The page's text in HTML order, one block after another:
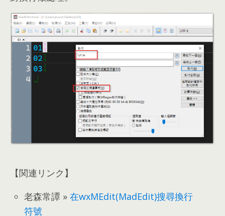
【関連リンク】
老森常譚 » 在wxMEdit(MadEdit)搜尋換行
符號